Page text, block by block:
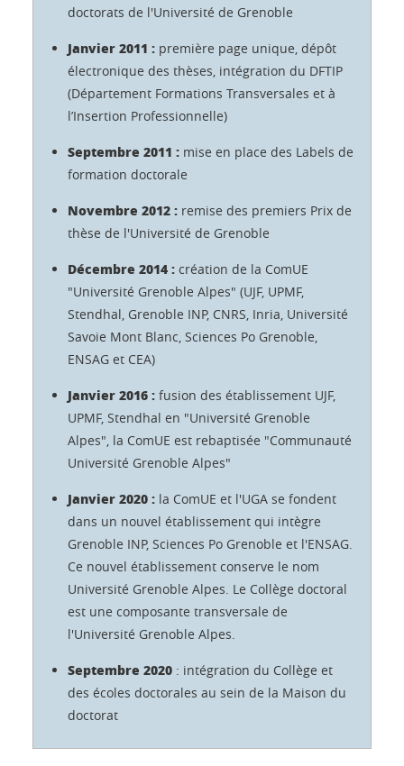
doctorats de l'Université de Grenoble
Janvier 2011 : première page unique, dépôt
électronique des thèses, intégration du DFTIP
(Département Formations Transversales et à
l’Insertion Professionnelle)
Septembre 2011 : mise en place des Labels de
formation doctorale
Novembre 2012 : remise des premiers Prix de
thèse de l'Université de Grenoble
Décembre 2014 : création de la ComUE
"Université Grenoble Alpes" (UJF, UPMF,
Stendhal, Grenoble INP, CNRS, Inria, Université
Savoie Mont Blanc, Sciences Po Grenoble,
ENSAG et CEA)
Janvier 2016 : fusion des établissement UJF,
UPMF, Stendhal en "Université Grenoble
Alpes", la ComUE est rebaptisée "Communauté
Université Grenoble Alpes"
Janvier 2020 : la ComUE et l'UGA se fondent
dans un nouvel établissement qui intègre
Grenoble INP, Sciences Po Grenoble et l'ENSAG.
Ce nouvel établissement conserve le nom
Université Grenoble Alpes. Le Collège doctoral
est une composante transversale de
l'Université Grenoble Alpes.
Septembre 2020 : intégration du Collège et
des écoles doctorales au sein de la Maison du
doctorat